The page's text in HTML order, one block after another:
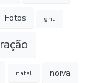
Fotos gnt
natal noiva